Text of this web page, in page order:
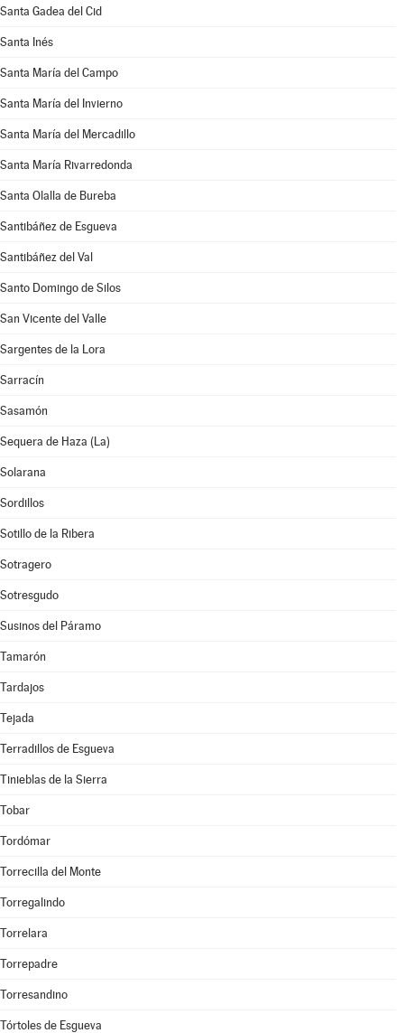
Santa Gadea del Cid
Santa Inés
Santa María del Campo
Santa María del Invierno
Santa María del Mercadillo
Santa María Rivarredonda
Santa Olalla de Bureba
Santibáñez de Esgueva
Santibáñez del Val
Santo Domingo de Silos
San Vicente del Valle
Sargentes de la Lora
Sarracín
Sasamón
Sequera de Haza (La)
Solarana
Sordillos
Sotillo de la Ribera
Sotragero
Sotresgudo
Susinos del Páramo
Tamarón
Tardajos
Tejada
Terradillos de Esgueva
Tinieblas de la Sierra
Tobar
Tordómar
Torrecilla del Monte
Torregalindo
Torrelara
Torrepadre
Torresandino
Tórtoles de Esgueva